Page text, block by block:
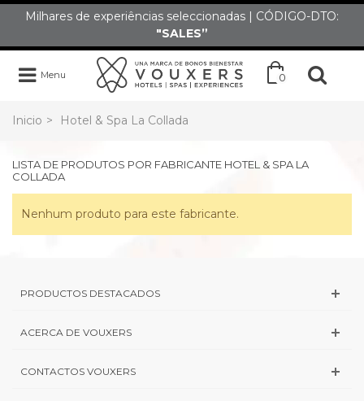
Milhares de experiências seleccionadas | CÓDIGO-DTO:
"SALES”
Menu 0
Inicio > Hotel & Spa La Collada
LISTA DE PRODUTOS POR FABRICANTE HOTEL & SPA LA
COLLADA
Nenhum produto para este fabricante.
PRODUCTOS DESTACADOS
ACERCA DE VOUXERS
CONTACTOS VOUXERS